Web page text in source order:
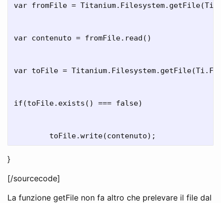
var fromFile =
var contenuto = fromFile.read()
var toFile =
if(toFile.exists() === false)
}
[/sourcecode]
La funzione getFile non fa altro che prelevare il file dal